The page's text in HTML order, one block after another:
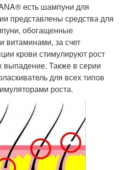
есть шампуни для
представлены средства для
обогащенные
витаминами, за счет
крови стимулируют рост
Также в серии
для всех типов
роста.